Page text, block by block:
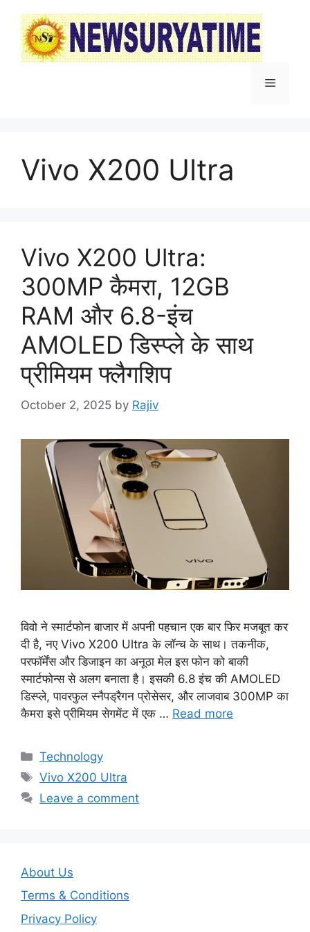
content
Menu
Vivo X200 Ultra
Vivo X200 Ultra:
300MP कैमरा, 12GB
RAM और 6.8-इंच
AMOLED डिस्प्ले के साथ
प्रीमियम फ्लैगशिप
October 2, 2025 by Rajiv
विवो ने स्मार्टफोन बाजार में अपनी पहचान एक बार फिर मजबूत कर
दी है, नए Vivo X200 Ultra के लॉन्च के साथ। तकनीक,
परफॉर्मेंस और डिजाइन का अनूठा मेल इस फोन को बाकी
स्मार्टफोन्स से अलग बनाता है। इसकी 6.8 इंच की AMOLED
डिस्प्ले, पावरफुल स्नैपड्रैगन प्रोसेसर, और लाजवाब 300MP का
कैमरा इसे प्रीमियम सेगमेंट में एक … Read more
Categories
Technology
Tags
Vivo X200 Ultra
Leave a comment
About Us
Terms & Conditions
Privacy Policy